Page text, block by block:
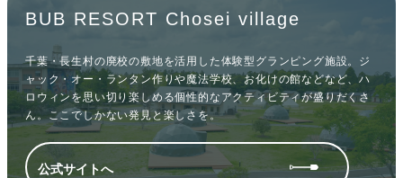
BUB RESORT Chosei village
千葉・長生村の廃校の敷地を活用した体験型グランピング施設。ジ
ャック・オー・ランタン作りや魔法学校、お化けの館などなど、ハ
ロウィンを思い切り楽しめる個性的なアクティビティが盛りだくさ
ん。ここでしかない発見と楽しさを。
公式サイトへ